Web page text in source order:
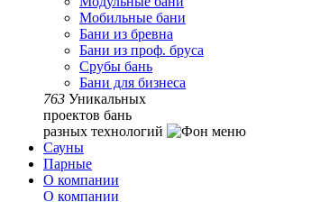
Мобильные бани
Бани из бревна
Бани из проф. бруса
Срубы бань
Бани для бизнеса
763 Уникальных
проектов бань
разных технологий
Сауны
Парные
О компании
О компании